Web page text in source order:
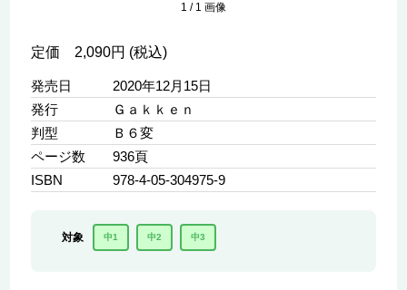
1 / 1 画像
定価 2,090円 (税込)
発売日
2020年12月15日
発行
Ｇａｋｋｅｎ
判型
Ｂ６変
ページ数
936頁
ISBN
978-4-05-304975-9
対象 中1 中2 中3